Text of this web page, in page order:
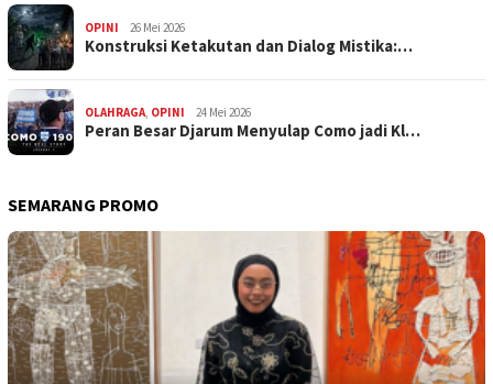
OPINI 26 Mei 2026
Konstruksi Ketakutan dan Dialog Mistika:…
OLAHRAGA, OPINI 24 Mei 2026
Peran Besar Djarum Menyulap Como jadi Kl…
SEMARANG PROMO